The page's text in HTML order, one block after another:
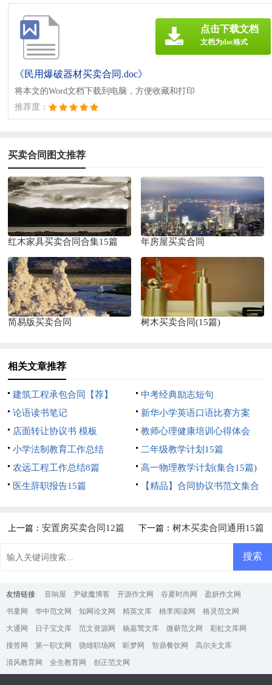
《民用爆破器材买卖合同.doc》
将本文的Word文档下载到电脑，方便收藏和打印
推荐度：
点击下载文档
文档为doc格式
买卖合同图文推荐
红木家具买卖合同合集15篇 年房屋买卖合同
简易版买卖合同 树木买卖合同(15篇)
相关文章推荐
建筑工程承包合同【荐】
中考经典励志短句
论语读书笔记
新华小学英语口语比赛方案
店面转让协议书 模板
教师心理健康培训心得体会
小学法制教育工作总结
二年级教学计划15篇
农远工程工作总结8篇
高一物理教学计划(集合15篇)
医生辞职报告15篇
【精品】合同协议书范文集合
上一篇：安置房买卖合同12篇 下一篇： 树木买卖合同通用15篇
友情链接: 音响屋 尹破魔博客 开源作文网 谷夏时尚网
盈妍作文网
书童网
华中范文网 知网论文网 精英文库 桃李阅读网
格灵范文网
大通网
日子宝文库 范文资源网 杨嘉莺文库 微蕲范文网
彩虹文库网
搜答网
第一职文网 骁雄职场网 昕梦网 智鼎餐饮网
高尔夫文库
清风教育网
全生教育网 创正范文网